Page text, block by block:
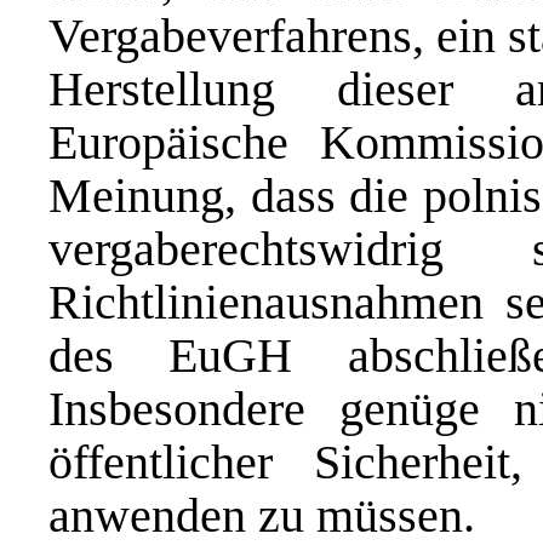
Vergabeverfahrens, ein
Herstellung dieser
Europäische
Meinung, dass die
Richtlinienausnahmen
des EuGH
Insbesondere genüge
öffentlicher
anwenden zu müssen.